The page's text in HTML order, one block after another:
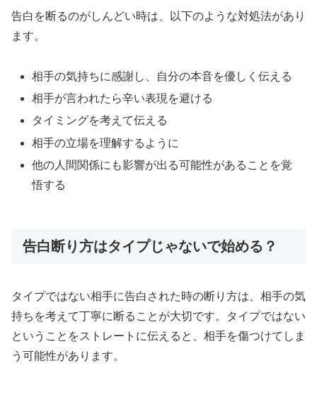
告白を断るのがしんどい時は、以下のような対処法があり
ます。
相手の気持ちに感謝し、自分の本音を優しく伝える
相手が言われたら辛い表現を避ける
タイミングを考えて伝える
相手の立場を理解するように
他の人間関係にも影響が出る可能性があることを覚
悟する
告白断り方はタイプじゃないで始める？
タイプではない相手に告白された時の断り方は、相手の気
持ちを考えて丁寧に断ることが大切です。タイプではない
ということをストレートに伝えると、相手を傷つけてしま
う可能性があります。